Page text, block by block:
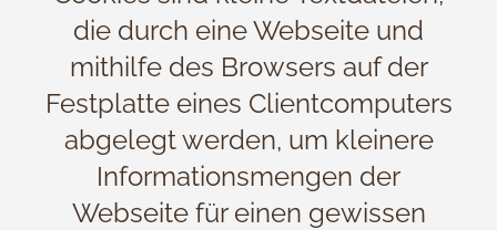
die durch eine Webseite und
mithilfe des Browsers auf der
Festplatte eines Clientcomputers
abgelegt werden, um kleinere
Informationsmengen der
Webseite für einen gewissen